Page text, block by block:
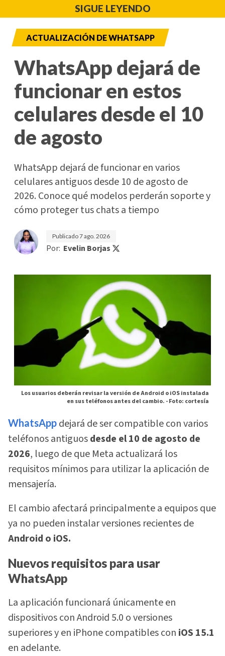
SIGUE LEYENDO
ACTUALIZACIÓN DE WHATSAPP
WhatsApp dejará de
funcionar en estos
celulares desde el 10
de agosto
WhatsApp dejará de funcionar en varios
celulares antiguos desde 10 de agosto de
2026. Conoce qué modelos perderán soporte y
cómo proteger tus chats a tiempo
Publicado7 ago. 2026
Por: Evelin Borjas
Los usuarios deberán revisar la versión de Android o iOS instalada
en sus teléfonos antes del cambio. -Foto: cortesía
WhatsApp dejará de ser compatible con varios
teléfonos antiguosdesde el 10 de agosto de
2026, luego de que Meta actualizará los
requisitos mínimos para utilizar la aplicación de
mensajería.
El cambio afectará principalmente a equipos que
ya no pueden instalar versiones recientes de
Android o iOS.
Nuevos requisitos para usar
WhatsApp
La aplicación funcionará únicamente en
dispositivos con Android 5.0 o versiones
superiores y en iPhone compatibles con iOS 15.1
en adelante.